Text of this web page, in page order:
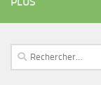
Rechercher :